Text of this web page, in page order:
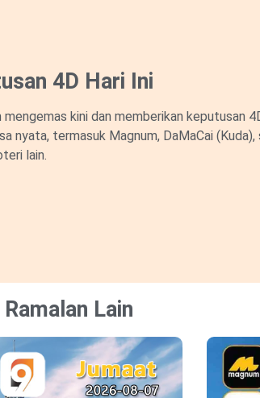
4D Hari Ini
mengemas kini dan memberikan keputusan
nyata, termasuk Magnum, DaMaCai
lain.
Lain